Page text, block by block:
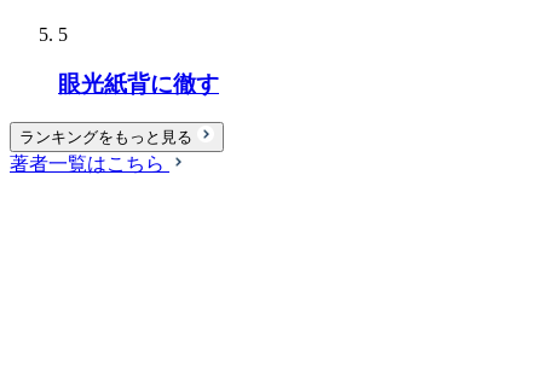
5
眼光紙背に徹す
ランキングをもっと見る
著者一覧はこちら